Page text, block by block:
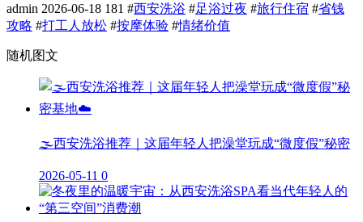
admin 2026-06-18 181 #西安洗浴 #足浴过夜 #旅行住宿 #省钱
攻略 #打工人放松 #按摩体验 #情绪价值
随机图文
🌫️西安洗浴推荐｜这届年轻人把澡堂玩成“微度假”秘密
2026-05-11 0